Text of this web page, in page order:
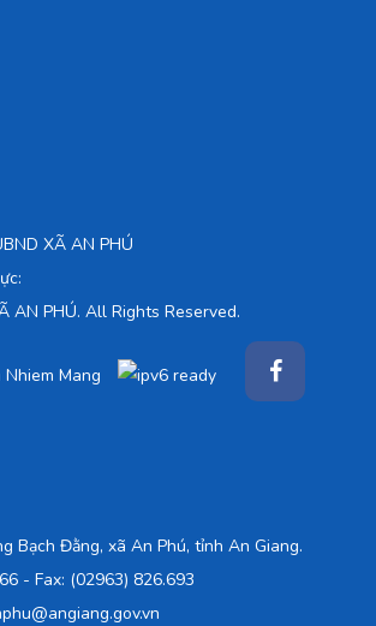
XÃ AN PHÚ
AN PHÚ. All Rights Reserved.
Bạch Đằng, xã An Phú, tỉnh An Giang.
- Fax: (02963) 826.693